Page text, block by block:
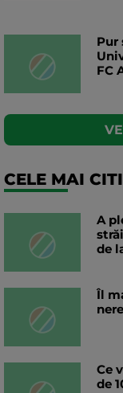
Pur
FC
CELE MAI
A
de
Îl
Ce
de